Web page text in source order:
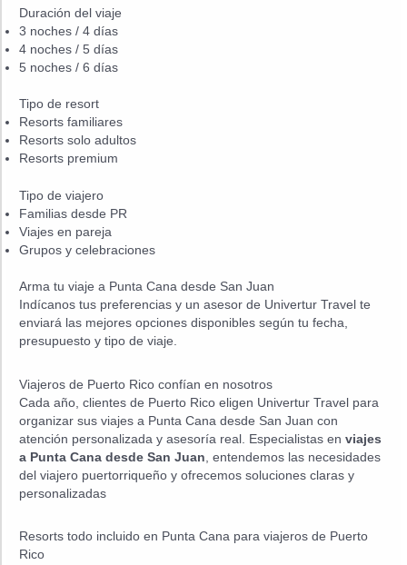
Duración del viaje
3 noches / 4 días
4 noches / 5 días
5 noches / 6 días
Tipo de resort
Resorts familiares
Resorts solo adultos
Resorts premium
Tipo de viajero
Familias desde PR
Viajes en pareja
Grupos y celebraciones
Arma tu viaje a Punta Cana desde San Juan
Indícanos tus preferencias y un asesor de Univertur Travel te
enviará las mejores opciones disponibles según tu fecha,
presupuesto y tipo de viaje.
Viajeros de Puerto Rico confían en nosotros
Cada año, clientes de Puerto Rico eligen Univertur Travel para
organizar sus viajes a Punta Cana desde San Juan con
atención personalizada y asesoría real. Especialistas enviajes
a Punta Cana desde San Juan , entendemos las necesidades
del viajero puertorriqueño y ofrecemos soluciones claras y
personalizadas
Resorts todo incluido en Punta Cana para viajeros de Puerto
Rico